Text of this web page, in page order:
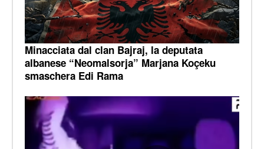
Minacciata dal clan Bajraj, la deputata
albanese “Neomalsorja” Marjana Koçeku
smaschera Edi Rama